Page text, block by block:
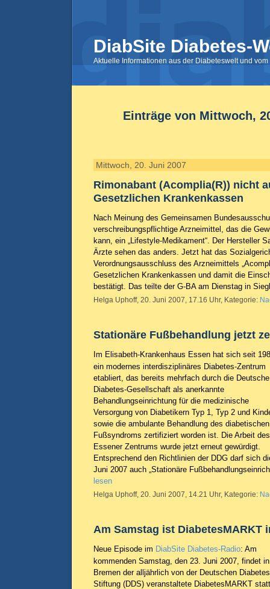
DiabSite Diabetes-
Aktuelle Informationen aus der Diabeteswelt und
Einträge von Mittwoch,
Mittwoch, 20. Juni 2007
Rimonabant (Acomplia(R)) nicht
Gesetzlichen Krankenkassen
Nach Meinung des Gemeinsamen
verschreibungspflichtige Arzneimittel, das die
kann, ein „Lifestyle-Medikament“. Der Hersteller
Ärzte sehen das anders. Jetzt hat das
Verordnungsausschluss des Arzneimittels
Gesetzlichen Krankenkassen und damit die
bestätigt. Das teilte der G-BA am Dienstag in
Helga Uphoff, 20. Juni 2007, 17.16 Uhr, Kategorie:
Stationäre Fußbehandlung jetzt
Im Elisabeth-Krankenhaus Essen hat sich seit
ein modernes interdisziplinäres Diabetes-Zentrum
etabliert, das bereits mehrfach durch die Deutsche
Diabetes-Gesellschaft als anerkannte
Behandlungseinrichtung für die medizinische
Versorgung von Diabetikern Typ 1, Typ 2 und
sowie die ambulante Behandlung des diabetischen
Fußsyndroms zertifiziert worden ist. Die Arbeit des
Essener Zentrums wurde jetzt erneut gewürdigt.
Entsprechend den Richtlinien der DDG darf sich
Juni 2007 auch „Stationäre
lesen
Helga Uphoff, 20. Juni 2007, 14.21 Uhr, Kategorie:
Am Samstag ist DiabetesMARKT
Neue Episode im DiabSite Diabetes-Radio: Am
kommenden Samstag, den 23. Juni 2007, findet in
Bremen der alljährlich von der Deutschen
Stiftung (DDS) veranstaltete DiabetesMARKT